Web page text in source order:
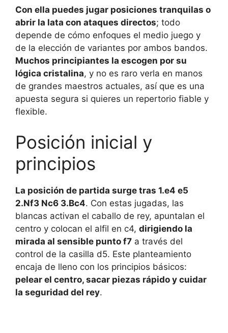
Con ella puedes jugar posiciones tranquilas o
abrir la lata con ataques directos; todo
depende de cómo enfoques el medio juego y
de la elección de variantes por ambos bandos.
Muchos principiantes la escogen por su
lógica cristalina, y no es raro verla en manos
de grandes maestros actuales, así que es una
apuesta segura si quieres un repertorio fiable y
flexible.
Posición inicial y
principios
La posición de partida surge tras 1.e4 e5
2.Nf3 Nc6 3.Bc4. Con estas jugadas, las
blancas activan el caballo de rey, apuntalan el
centro y colocan el alfil en c4, dirigiendo la
mirada al sensible punto f7 a través del
control de la casilla d5. Este planteamiento
encaja de lleno con los principios básicos:
pelear el centro, sacar piezas rápido y cuidar
la seguridad del rey.